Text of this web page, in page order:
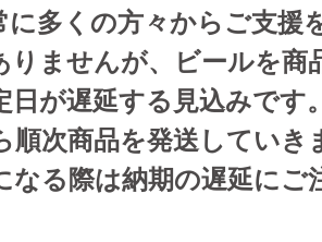
多くの方々からご支援
りませんが、ビールを商
日が遅延する見込みです
順次商品を発送していき
なる際は納期の遅延にご